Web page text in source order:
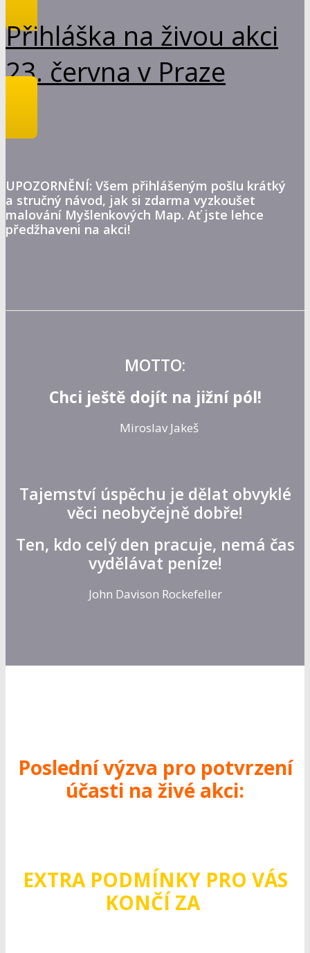
Přihláška na živou akci
23. června v Praze
UPOZORNĚNÍ: Všem přihlášeným pošlu krátký
a stručný návod, jak si zdarma vyzkoušet
malování Myšlenkových Map. Ať jste lehce
předžhaveni na akci!
MOTTO:
Chci ještě dojít na jižní pól!
Miroslav Jakeš
Tajemství úspěchu je dělat obvyklé
věci neobyčejně dobře!
Ten, kdo celý den pracuje, nemá čas
vydělávat peníze!
John Davison Rockefeller
Poslední výzva pro potvrzení
účasti na živé akci:
EXTRA PODMÍNKY PRO VÁS
KONČÍ ZA